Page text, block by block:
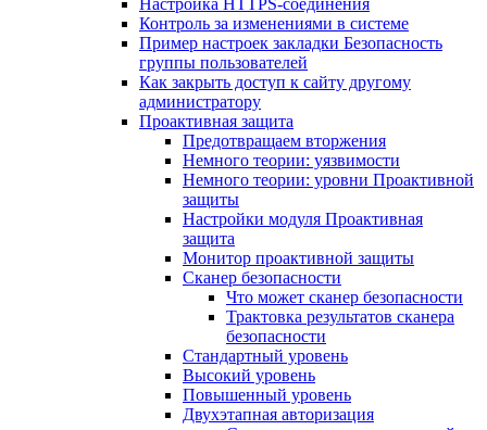
Настройка HTTPS-соединения
Контроль за изменениями в системе
Пример настроек закладки Безопасность
группы пользователей
Как закрыть доступ к сайту другому
администратору
Проактивная защита
Предотвращаем вторжения
Немного теории: уязвимости
Немного теории: уровни Проактивной
защиты
Настройки модуля Проактивная
защита
Монитор проактивной защиты
Сканер безопасности
Что может сканер безопасности
Трактовка результатов сканера
безопасности
Стандартный уровень
Высокий уровень
Повышенный уровень
Двухэтапная авторизация